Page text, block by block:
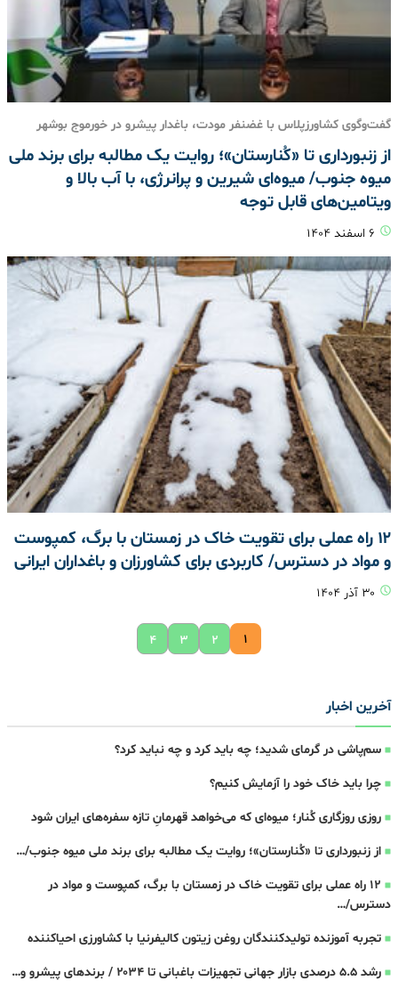
گفت‌وگوی کشاورزپلاس با غضنفر مودت، باغدار پیشرو در خورموج بوشهر
از زنبورداری تا «کُنارستان»؛ روایت یک مطالبه برای برند ملی
میوه جنوب/ میوه‌ای شیرین و پرانرژی، با آب بالا و
ویتامین‌های قابل توجه
۱۲ راه عملی برای تقویت خاک در زمستان با برگ، کمپوست
و مواد در دسترس/ کاربردی برای کشاورزان و باغداران ایرانی
۱ ۲ ۳ ۴
آخرین اخبار
سم‌پاشی در گرمای شدید؛ چه باید کرد و چه نباید کرد؟
چرا باید خاک خود را آزمایش کنیم؟
روزی روزگاری کُنار؛ میوه‌ای که می‌خواهد قهرمانِ تازه‌ سفره‌های ایران شود
از زنبورداری تا «کُنارستان»؛ روایت یک مطالبه برای برند ملی میوه جنوب/…
۱۲ راه عملی برای تقویت خاک در زمستان با برگ، کمپوست و مواد در
دسترس/…
تجربه آموزنده تولیدکنندگان روغن زیتون کالیفرنیا با کشاورزی احیاکننده
رشد ۵.۵ درصدی بازار جهانی تجهیزات باغبانی تا ۲۰۳۴ / برندهای پیشرو و…